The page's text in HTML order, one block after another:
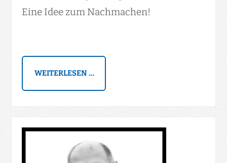
Eine Idee zum Nachmachen!
WEITERLESEN …